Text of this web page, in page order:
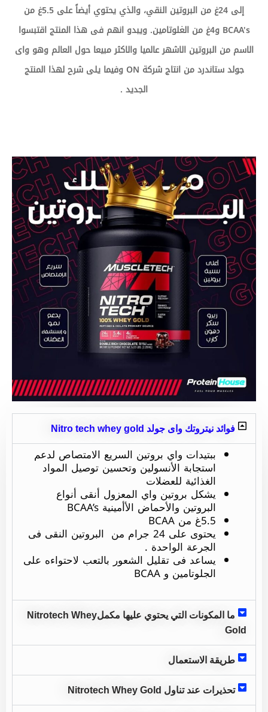
إلى 24غ من البروتين النقي، والذي يحتوي أيضاً على 5.5غ من
BCAA's و4غ من الغلوتامين. ويبدو انهم فى هذا المنتج اقتبسوا
الاسم من البروتين الاشهر عالميا والاكثر مبيعا حول العالم وهو واى
جولد ستاندرد من انتاج شركة ON وفيما يلى شرح لهذا المنتج
الجديد .
فوائد نيتروتك واى جولد Nitro tech whey gold
ببتيدات واي بروتين السريع الامتصاص لدعم
استجابة الأنسولين وتحسين توصيل المواد
الغذائية للعضلات
يشكل بروتين واي المعزول أنقى أنواع
البروتين والأحماض الأأمينية BCAA’s
5.5غ من BCAA
يحتوى على 24 جرام من البروتين النقى فى
الجرعة الواحدة .
يساعد فى تقليل الشعور بالتعب لاحتواءه على
الجلوتامين و BCAA
ما المكونات التي يحتوي عليها مكملNitrotech Whey
Gold
طريقة الاستعمال
تحذيرات عند تناول Nitrotech Whey Gold